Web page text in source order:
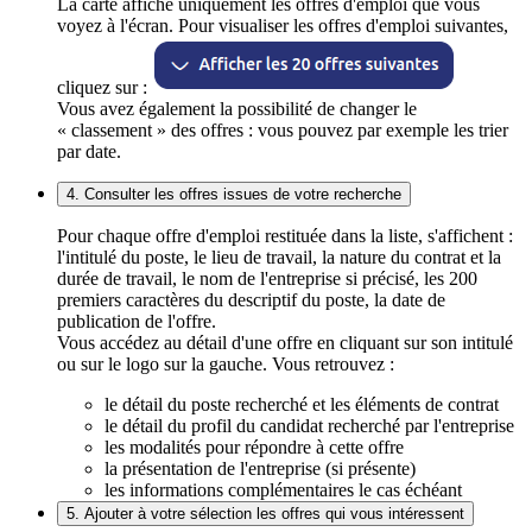
voyez à l'écran. Pour visualiser les offres d'emploi suivantes,
cliquez sur :
Vous avez également la possibilité de changer le
« classement » des offres : vous pouvez par exemple les trier
par date.
4. Consulter les offres issues de votre recherche
Pour chaque offre d'emploi restituée dans la liste, s'affichent :
l'intitulé du poste, le lieu de travail, la nature du contrat et la
durée de travail, le nom de l'entreprise si précisé, les 200
premiers caractères du descriptif du poste, la date de
publication de l'offre.
Vous accédez au détail d'une offre en cliquant sur son intitulé
ou sur le logo sur la gauche. Vous retrouvez :
le détail du poste recherché et les éléments de contrat
le détail du profil du candidat recherché par l'entreprise
les modalités pour répondre à cette offre
la présentation de l'entreprise (si présente)
les informations complémentaires le cas échéant
5. Ajouter à votre sélection les offres qui vous intéressent